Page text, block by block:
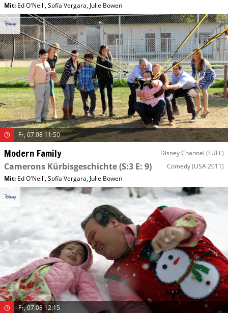
Mit: Ed O'Neill,Sofía Vergara, Julie Bowen
Fr, 07.08 11:50
Modern Family Disney Channel (FULL)
Camerons Kürbisgeschichte(S:3 E: 9) Comedy(USA 2011)
Mit: Ed O'Neill,Sofía Vergara, Julie Bowen
Fr, 07.08 12:15